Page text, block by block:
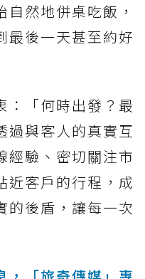
然地併桌吃飯，
最後一天甚至約好
：「何時出發？最
過與客人的真實互
經驗、密切關注市
近客戶的行程，成
的後盾，讓每一次